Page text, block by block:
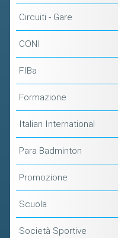
Circuiti - Gare
CONI
FIBa
Formazione
Italian International
Para Badminton
Promozione
Scuola
Società Sportive